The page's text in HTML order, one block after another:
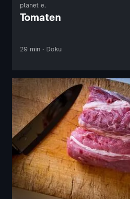
planet e.
Tomaten
29 min · Doku